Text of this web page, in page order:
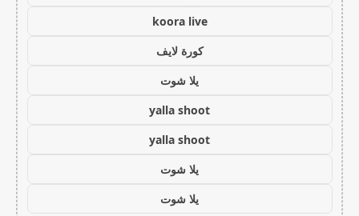
koora live
كورة لايف
يلا شوت
yalla shoot
yalla shoot
يلا شوت
يلا شوت